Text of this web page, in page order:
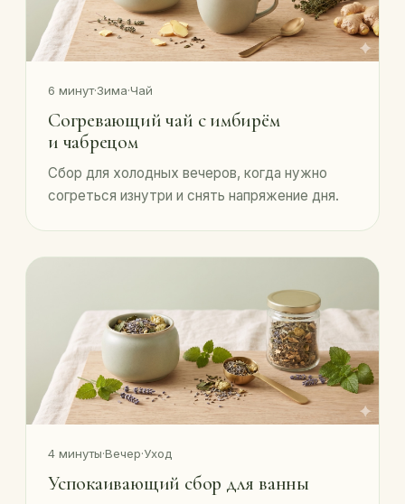
6 минут·Зима·Чай
Согревающий чай с имбирём
и чабрецом
Сбор для холодных вечеров, когда нужно
согреться изнутри и снять напряжение дня.
4 минуты·Вечер·Уход
Успокаивающий сбор для ванны